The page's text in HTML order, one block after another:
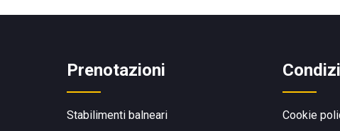
Prenotazioni
Stabilimenti balneari Cookie